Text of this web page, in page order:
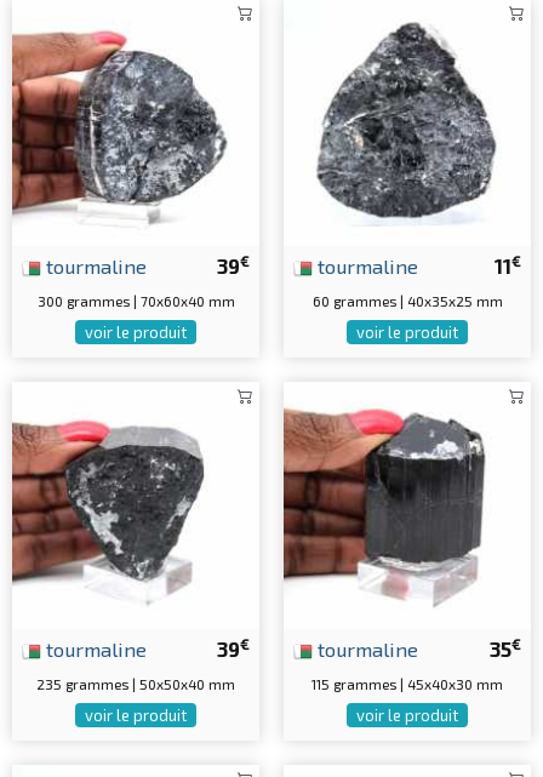
39€
tourmaline
300 grammes | 70x60x40 mm
voir le produit
11€
tourmaline
60 grammes | 40x35x25 mm
voir le produit
39€
tourmaline
235 grammes | 50x50x40 mm
voir le produit
35€
tourmaline
115 grammes | 45x40x30 mm
voir le produit